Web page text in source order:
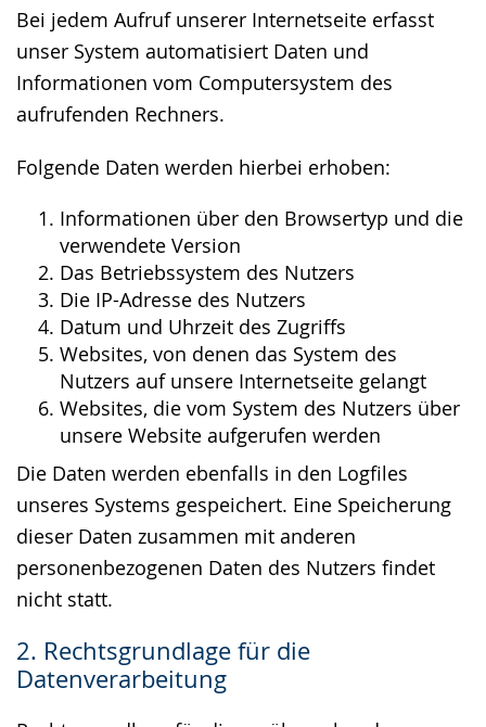
Bei jedem Aufruf unserer Internetseite erfasst
unser System automatisiert Daten und
Informationen vom Computersystem des
aufrufenden Rechners.
Folgende Daten werden hierbei erhoben:
Informationen über den Browsertyp und die
verwendete Version
Das Betriebssystem des Nutzers
Die IP-Adresse des Nutzers
Datum und Uhrzeit des Zugriffs
Websites, von denen das System des
Nutzers auf unsere Internetseite gelangt
Websites, die vom System des Nutzers über
unsere Website aufgerufen werden
Die Daten werden ebenfalls in den Logfiles
unseres Systems gespeichert. Eine Speicherung
dieser Daten zusammen mit anderen
personenbezogenen Daten des Nutzers findet
nicht statt.
2. Rechtsgrundlage für die
Datenverarbeitung
angezeigt.